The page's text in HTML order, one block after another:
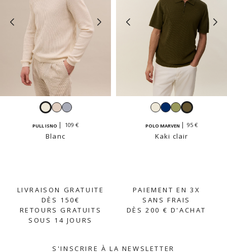
BlancBeigeCiel
PULL ISNO 109 €
Blanc
BlancNavySaugeKaki
POLO MARVEN 95 €
Kaki clair
LIVRAISON GRATUITE
DÈS 150€
RETOURS GRATUITS
SOUS 14 JOURS
PAIEMENT EN 3X
SANS FRAIS
DÈS 200 € D'ACHAT
S'INSCRIRE À LA NEWSLETTER